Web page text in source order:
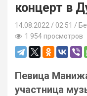
концерт в
14.08.2022 02:51 /
1 954 просмотров
Певица
участница